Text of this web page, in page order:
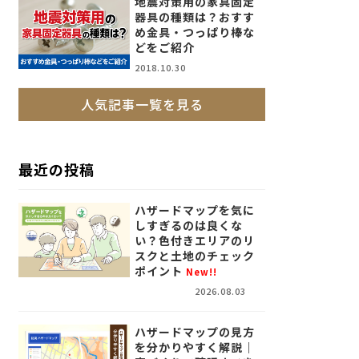
器具の種類は？おすす
め金具・つっぱり棒な
どをご紹介
2018.10.30
人気記事一覧を見る
最近の投稿
ハザードマップを気に
しすぎるのは良くな
い？色付きエリアのリ
スクと土地のチェック
ポイント New!!
2026.08.03
ハザードマップの見方
を分かりやすく解説｜